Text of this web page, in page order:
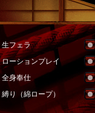
生フェラ
ローションプレイ
全身奉仕
縛り（綿ロープ）